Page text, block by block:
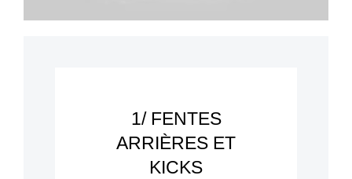
1/ FENTES
ARRIÈRES ET
KICKS